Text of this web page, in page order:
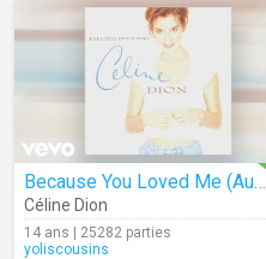
Because You Loved Me (Audio)
Céline Dion
14 ans | 25282 parties
yoliscousins